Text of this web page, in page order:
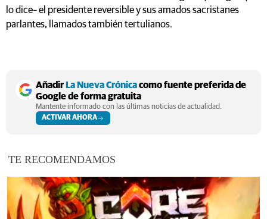
lo dice– el presidente reversible y sus amados sacristanes
parlantes, llamados también tertulianos.
Añadir La Nueva Crónicacomo fuente preferida de
Google de forma gratuita
Mantente informado con las últimas noticias de actualidad.
ACTIVAR AHORA
TE RECOMENDAMOS